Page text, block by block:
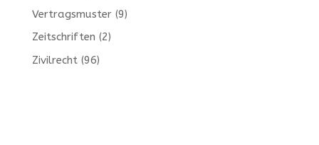
Vertragsmuster(9)
Zeitschriften (2)
Zivilrecht(96)